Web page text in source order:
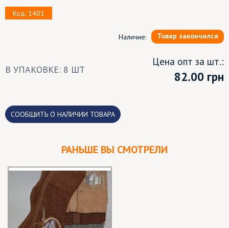
Код: 1401
Наличие: Товар закончился
В УПАКОВКЕ: 8 ШТ
Цена опт за шт.:
82.00 грн
CООБЩИТЬ О НАЛИЧИИ ТОВАРА
РАНЬШЕ ВЫ СМОТРЕЛИ